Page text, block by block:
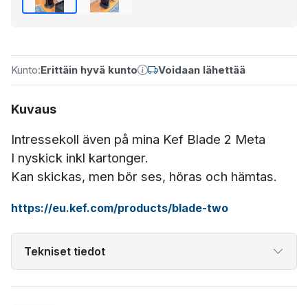
Kunto:Erittäin hyvä kunto Voidaan lähettää
Kuvaus
Intressekoll även på mina Kef Blade 2 Meta
I nyskick inkl kartonger.
Kan skickas, men bör ses, höras och hämtas.
https://eu.kef.com/products/blade-two
Tekniset tiedot